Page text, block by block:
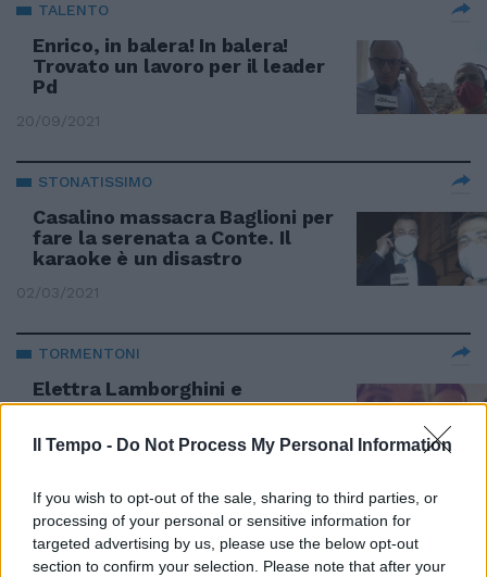
Il Tempo - Do Not Process My Personal Information
If you wish to opt-out of the sale, sharing to third parties, or
processing of your personal or sensitive information for
targeted advertising by us, please use the below opt-out
section to confirm your selection. Please note that after your
TALENTO
Enrico, in balera! In balera!
Trovato un lavoro per il leader
Pd
20/09/2021
STONATISSIMO
Casalino massacra Baglioni per
fare la serenata a Conte. Il
karaoke è un disastro
02/03/2021
TORMENTONI
Elettra Lamborghini e
Alessandra Amoroso se la
KARAOKE DALLA QUARANTENA
Antonio Razzi in versione Morgan